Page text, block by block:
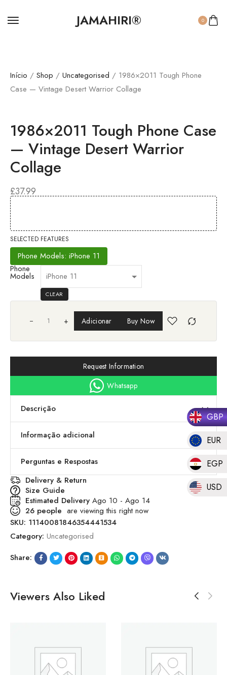
GBP
EUR
EGP
USD
JAMAHIRI® 0
Início / Shop / Uncategorised / 1986×2011 Tough Phone
Case — Vintage Desert Warrior Collage
1986×2011 Tough Phone Case
— Vintage Desert Warrior
Collage
£37.99
SELECTED FEATURES
Phone Models: iPhone 11
Phone
Models
CLEAR
+ Adicionar Buy Now
Request Information
Whatsapp
Descrição
Informação adicional
Perguntas e Respostas
Delivery & Return
Size Guide
Estimated Delivery Ago 10 - Ago 14
26 people are viewing this right now
SKU: 11140081846354441534
Category: Uncategorised
Share:
Viewers Also Liked